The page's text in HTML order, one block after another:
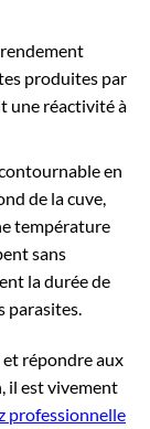
produites par
une réactivité à
en
de la cuve,
température
sans
la durée de
parasites.
répondre aux
il est vivement
professionnelle